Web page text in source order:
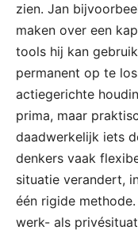
zien. Jan
maken over een
tools hij kan
permanent op te
actiegerichte
prima, maar
daadwerkelijk iets
denkers vaak
situatie verandert,
één rigide
werk- als